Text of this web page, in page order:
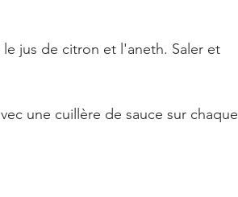
jus de citron et l'aneth. Saler et
une cuillère de sauce sur chaque